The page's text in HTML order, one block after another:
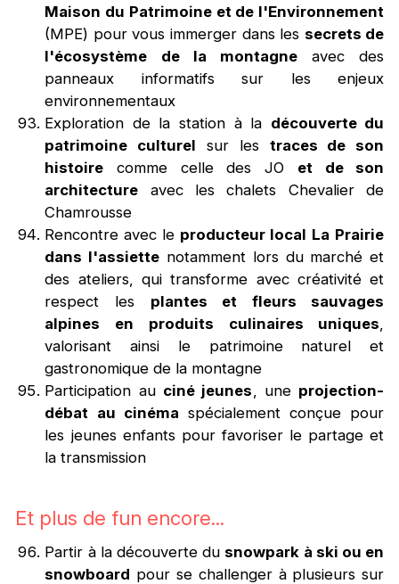
Maison du Patrimoine et de l'Environnement
(MPE) pour vous immerger dans les secrets de
l'écosystème de la montagneavec des
panneaux informatifs sur les enjeux
environnementaux
Exploration de la station à la découverte du
patrimoine culturel sur les traces de son
histoire comme celle des JO et de son
architecture avec les chalets Chevalier de
Chamrousse
Rencontre avec le producteur local La Prairie
dans l'assiette notamment lors du marché et
des ateliers, qui transforme avec créativité et
respect les plantes et fleurs sauvages
alpines en produits culinaires uniques,
valorisant ainsi le patrimoine naturel et
gastronomique de la montagne
Participation au ciné jeunes, une projection-
débat au cinéma spécialement conçue pour
les jeunes enfants pour favoriser le partage et
la transmission
Et plus de fun encore...
Partir à la découverte dusnowpark à ski ou en
snowboard pour se challenger à plusieurs sur